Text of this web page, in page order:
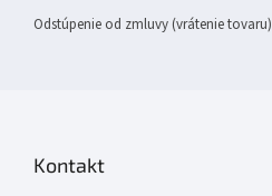
Odstúpenie od zmluvy (vrátenie tovaru)
Kontakt